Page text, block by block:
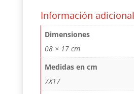
Información adicional
Dimensiones
08 × 17 cm
Medidas en cm
7X17